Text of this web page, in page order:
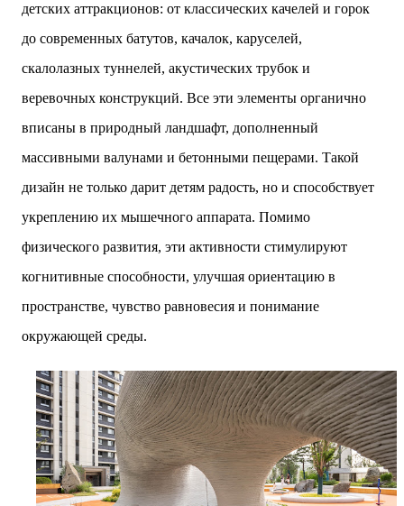
детских аттракционов: от классических качелей и горок
до современных батутов, качалок, каруселей,
скалолазных туннелей, акустических трубок и
веревочных конструкций. Все эти элементы органично
вписаны в природный ландшафт, дополненный
массивными валунами и бетонными пещерами. Такой
дизайн не только дарит детям радость, но и способствует
укреплению их мышечного аппарата. Помимо
физического развития, эти активности стимулируют
когнитивные способности, улучшая ориентацию в
пространстве, чувство равновесия и понимание
окружающей среды.